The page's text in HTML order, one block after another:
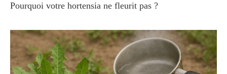
Pourquoi votre hortensia ne fleurit pas ?